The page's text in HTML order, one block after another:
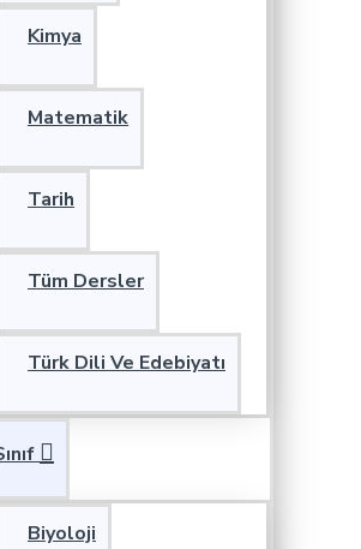
Kimya
Matematik
Tarih
Tüm Dersler
Türk Dili Ve Edebiyatı
Biyoloji